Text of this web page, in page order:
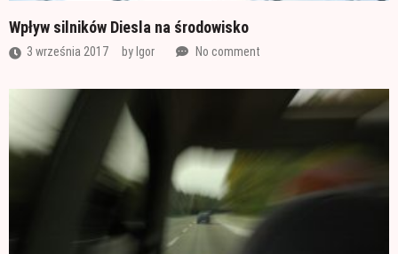
Wpływ silników Diesla na środowisko
3 września 2017 by Igor No comment